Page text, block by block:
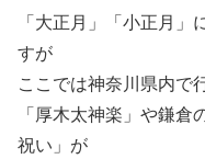
「大正月」「小正月
すが
ここでは神奈川県内で
「厚木太神楽」や鎌
祝い」が